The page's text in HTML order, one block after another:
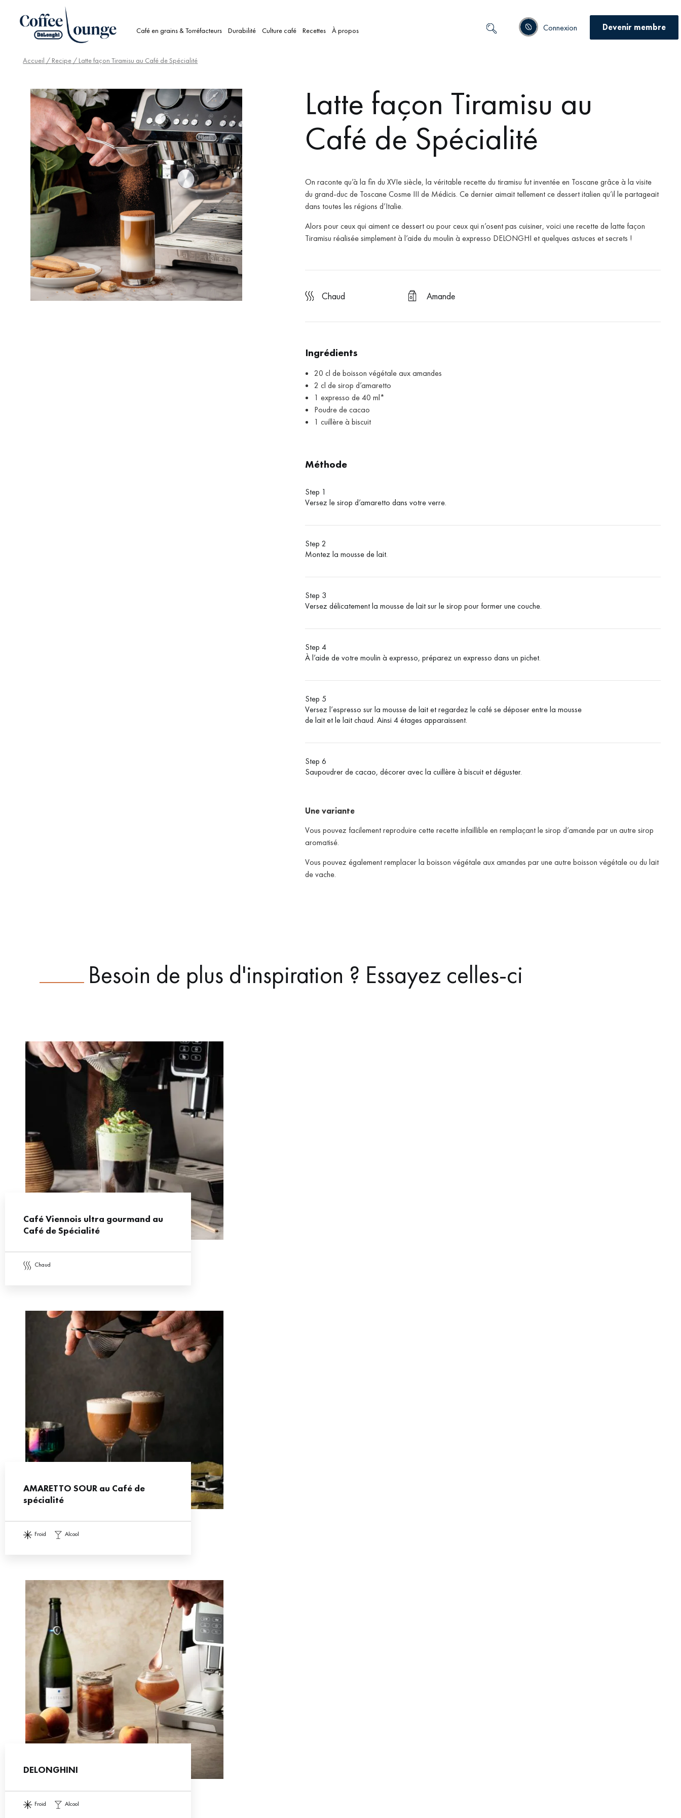
Café en grains & Torréfacteurs Durabilité Culture café Recettes À propos Connexion Devenir membre
Accueil / Recipe / Latte façon Tiramisu au Café de Spécialité
Latte façon Tiramisu au
Café de Spécialité
On raconte qu’à la fin du XVIe siècle, la véritable recette du tiramisu fut inventée en Toscane grâce à la visite
du grand-duc de Toscane Cosme III de Médicis.Ce dernier aimait tellement ce dessert italien qu’il le partageait
dans toutes les régions d’Italie.
Alors pour ceux qui aiment ce dessert ou pour ceux qui n’osent pas cuisiner, voici une recette de latte façon
Tiramisu réalisée simplement à l’aide du moulin à expresso DELONGHI et quelques astuces et secrets !
chaud Amande
Ingrédients
20 cl de boisson végétale aux amandes
2 cl de sirop d’amaretto
1 expresso de 40 ml*
Poudre de cacao
1 cuillère à biscuit
Méthode
Step 1
Versez le sirop d’amaretto dans votre verre.
Step 2
Montez la mousse de lait.
Step 3
Versez délicatement la mousse de lait sur le sirop pour former une couche.
Step 4
À l’aide de votre moulin à expresso, préparez un expresso dans un pichet.
Step 5
Versez l’espresso sur la mousse de lait et regardez le café se déposer entre la mousse
de lait et le lait chaud.Ainsi 4 étages apparaissent.
Step 6
Saupoudrer de cacao, décorer avec la cuillère à biscuit et déguster.
Une variante
Vous pouvez facilement reproduire cette recette infaillible en remplaçant le sirop d’amande par un autre sirop
aromatisé.
Vous pouvez également remplacer la boisson végétale aux amandes par une autre boisson végétale ou du lait
de vache.
Besoin de plus d'inspiration ? Essayez celles-ci
Café Viennois ultra gourmand au
Café de Spécialité
chaud
AMARETTO SOUR au Café de
spécialité
froid alcool
DELONGHINI
froid alcool